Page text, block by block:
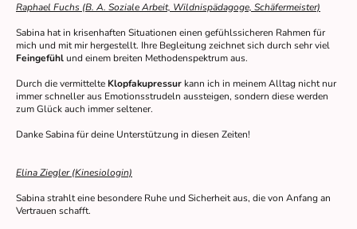
Raphael Fuchs (B. A. Soziale Arbeit, Wildnispädagoge, Schäfermeister)
Sabina hat in krisenhaften Situationen einen gefühlssicheren Rahmen für
mich und mit mir hergestellt. Ihre Begleitung zeichnet sich durch sehr viel
Feingefühlund einem breiten Methodenspektrum aus.
Durch die vermittelte Klopfakupressur kann ich in meinem Alltag nicht nur
immer schneller aus Emotionsstrudeln aussteigen, sondern diese werden
zum Glück auch immer seltener.
Danke Sabina für deine Unterstützung in diesen Zeiten!
Elina Ziegler (Kinesiologin)
Sabina strahlt eine besondere Ruhe und Sicherheit aus, die von Anfang an
Vertrauen schafft.